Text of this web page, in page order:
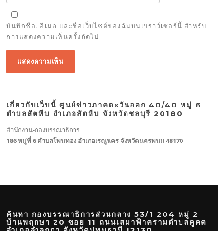
บันทึกชื่อ, อีเมล และชื่อเว็บไซต์ของฉันบนเบราว์เซอร์นี้ สำหรับ
การแสดงความเห็นครั้งถัดไป
เกี่ยวกับเว็บนี้ ศูนย์ข่าวภาคตะวันออก 40/40 หมู่ 6
ตำบลสัตหีบ อำเภอสัตหีบ จังหวัดชลบุรี 20180
สำนักงาน-กองบรรณาธิการ
186 หมู่ที่ 6 ตำบลโพนทอง อำเภอเรณูนคร จังหวัดนครพนม 48170
ค้นหา กองบรรณาธิการส่วนกลาง 53/1 204 หมู่ 2
บ้านพฤกษา 20 ซอย 11 ถนนเสมาฟ้าครามตำบลคูคต